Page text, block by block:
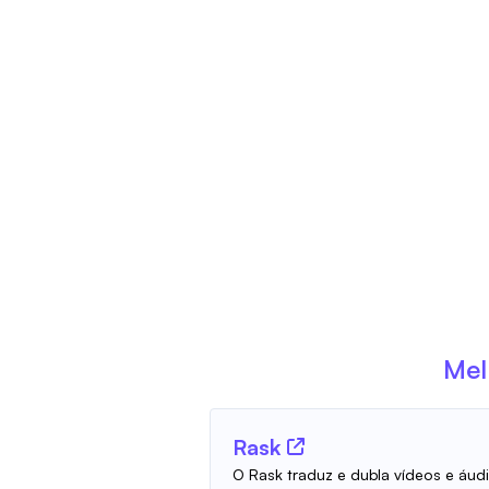
Rask
O Rask traduz e dubla vídeos e